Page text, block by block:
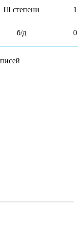
III степени
1
б/д 0